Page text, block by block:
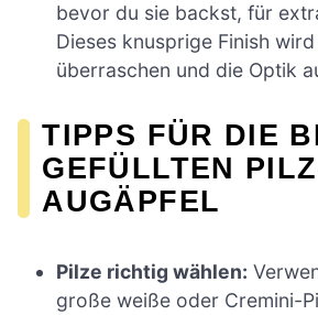
bevor du sie backst, für
Dieses knusprige Finish
überraschen und die Optik
TIPPS FÜR DIE
GEFÜLLTEN
AUGÄPFEL
Pilze richtig wählen:
große weiße oder Cremini-